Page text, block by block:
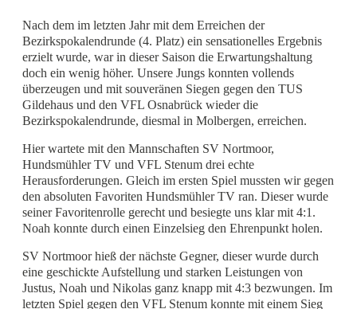
Nach dem im letzten Jahr mit dem Erreichen der
Bezirkspokalendrunde (4. Platz) ein sensationelles Ergebnis
erzielt wurde, war in dieser Saison die Erwartungshaltung
doch ein wenig höher. Unsere Jungs konnten vollends
überzeugen und mit souveränen Siegen gegen den TUS
Gildehaus und den VFL Osnabrück wieder die
Bezirkspokalendrunde, diesmal in Molbergen, erreichen.
Hier wartete mit den Mannschaften SV Nortmoor,
Hundsmühler TV und VFL Stenum drei echte
Herausforderungen. Gleich im ersten Spiel mussten wir gegen
den absoluten Favoriten Hundsmühler TV ran. Dieser wurde
seiner Favoritenrolle gerecht und besiegte uns klar mit 4:1.
Noah konnte durch einen Einzelsieg den Ehrenpunkt holen.
SV Nortmoor hieß der nächste Gegner, dieser wurde durch
eine geschickte Aufstellung und starken Leistungen von
Justus, Noah und Nikolas ganz knapp mit 4:3 bezwungen. Im
letzten Spiel gegen den VFL Stenum konnte mit einem Sieg